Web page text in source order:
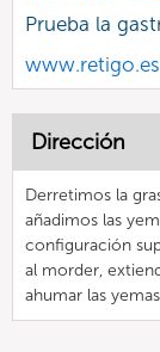
Prueba la
www.retigo.es
Dirección
Derretimos la
añadimos las
configuración
al morder,
ahumar las